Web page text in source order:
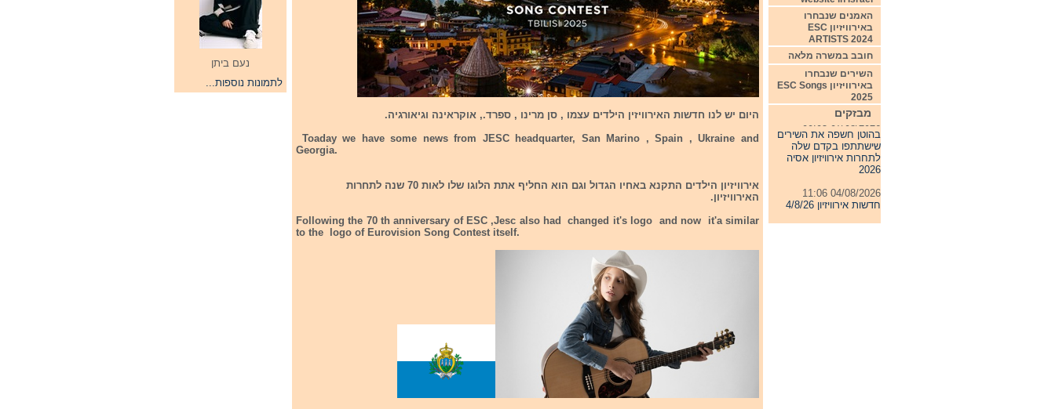
נעם ביתן
לתמונות נוספות...
היום יש לנו חדשות האירוויזין הילדים עצמו , סן מרינו , ספרד., אוקראינה וגיאורגיה.
Toaday we have some news from JESC headquarter, San Marino , Spain , Ukraine and
Georgia.
אירוויזיון הילדים התקנא באחיו הגדול וגם הוא החליף אתת הלוגו שלו לאות 70 שנה לתחרות
האירוויזיון.
Following the 70 th anniversary of ESC ,Jesc also had changed it's logo and now it'a similar
to the logo of Eurovision Song Contest itself.
האמנים שנבחרו
באירוויזיון ESC
ARTISTS 2024
חובב במשרה מלאה
השירים שנבחרו
באירוויזיון ESC Songs
2025
מבזקים
07/08/2026 00:05
בהוטן חשפה את השירים
שישתתפו בקדם שלה
לתחרות אירוויזיון אסיה
2026
חדשות אירוויזיון 4/8/26